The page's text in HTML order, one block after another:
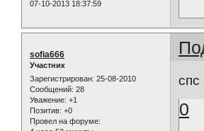
07-10-2013 18:37:59
sofia666
Участник
Зарегистрирован: 25-08-2010
Сообщений: 28
Уважение: +1
Позитив: +0
Провел на форуме:
спс
0